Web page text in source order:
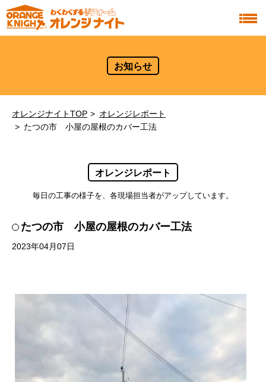
お知らせ
オレンジナイトTOP
オレンジレポート
たつの市 小屋の屋根のカバー工法
オレンジレポート
毎日の工事の様子を、各現場担当者がアップしています。
たつの市 小屋の屋根のカバー工法
2023年04月07日